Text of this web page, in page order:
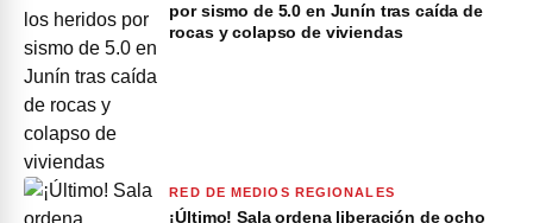
por sismo de 5.0 en Junín tras caída de
rocas y colapso de viviendas
RED DE MEDIOS REGIONALES
¡Último! Sala ordena liberación de ocho